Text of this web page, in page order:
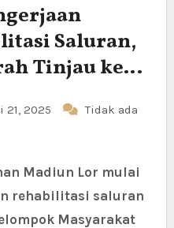
Saluran,
Tinjau ke
21, 2025
Tidak ada
rehabilitasi saluran
Masyarakat